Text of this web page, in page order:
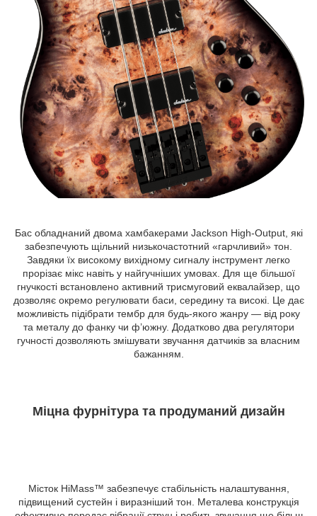
Бас обладнаний двома хамбакерами Jackson High-Output, які
забезпечують щільний низькочастотний «гарчливий» тон.
Завдяки їх високому вихідному сигналу інструмент легко
прорізає мікс навіть у найгучніших умовах. Для ще більшої
гнучкості встановлено активний трисмуговий еквалайзер, що
дозволяє окремо регулювати баси, середину та високі. Це дає
можливість підібрати тембр для будь-якого жанру — від року
та металу до фанку чи ф’южну. Додатково два регулятори
гучності дозволяють змішувати звучання датчиків за власним
бажанням.
Міцна фурнітура та продуманий дизайн
Місток HiMass™ забезпечує стабільність налаштування,
підвищений сустейн і виразніший тон. Металева конструкція